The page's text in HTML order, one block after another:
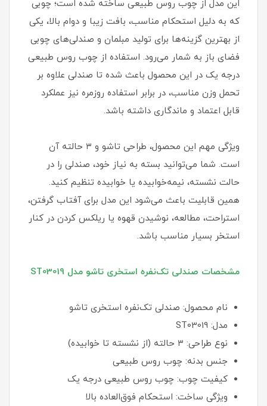
این مدل از چوب روس طبیعی ساخته شده است؛ چوبی
که به دلیل استحکام مناسب، بافت زیبا و دوام بالا، یکی
از بهترین گزینه‌ها برای تولید مبلمان و صندلی‌های چوبی
فضای باز به شمار می‌رود. استفاده از چوب روس طبیعی
درجه یک در این محصول باعث شده تا صندلی علاوه بر
تحمل وزن مناسب، در برابر استفاده روزمره نیز عملکرد
قابل اعتماد و ماندگاری داشته باشد.
ویژگی مهم این محصول، طراحی تاشو و ۳ حالته آن
است. شما می‌توانید بسته به نیاز خود، صندلی را در
حالت نشسته، نیمه‌خوابیده یا خوابیده تنظیم کنید.
همین قابلیت باعث می‌شود این مدل برای آفتاب گرفتن،
استراحت، مطالعه، نوشیدن قهوه یا ریلکس کردن در کنار
استخر بسیار مناسب باشد.
مشخصات صندلی تک‌نفره استخری تاشو مدل ST03019
نام محصول: صندلی تک‌نفره استخری تاشو
مدل: ST03019
نوع طراحی: ۳ حالته (از نشسته تا خوابیده)
جنس بدنه: چوب روس طبیعی
کیفیت چوب: چوب روس طبیعی درجه یک
ویژگی ساخت: استحکام فوق‌العاده بالا